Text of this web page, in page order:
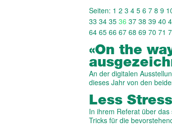
Seiten: 1 2 3 4 5 6 7 8 9
33 34 35 36 37 38 39 40
64 65 66 67 68 69 70 71
«On the
An der digitalen
dieses Jahr von den
Less
In ihrem Referat über
Tricks für die